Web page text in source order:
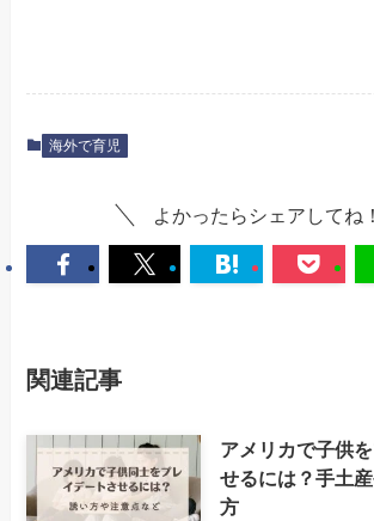
海外で育児
よかったらシェアしてね！
関連記事
アメリカで子供
せるには？手土
方